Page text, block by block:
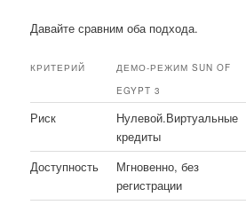
Давайте сравним оба подхода.
КРИТЕРИЙ
ДЕМО-РЕЖИМ SUN OF
EGYPT 3
Риск
Нулевой.Виртуальные
кредиты
Доступность
Мгновенно, без
регистрации